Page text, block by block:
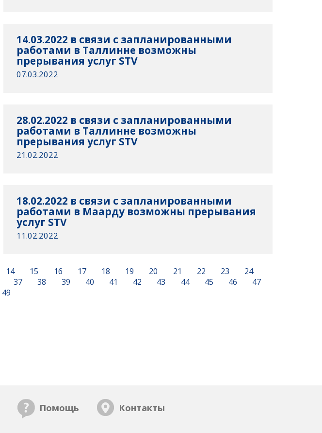
14.03.2022 в связи с запланированными
работами в Таллинне возможны
прерывания услуг STV
07.03.2022
28.02.2022 в связи с запланированными
работами в Таллинне возможны
прерывания услуг STV
21.02.2022
18.02.2022 в связи с запланированными
работами в Маарду возможны прерывания
услуг STV
11.02.2022
14 15 16 17 18 19 20 21 22 23
24
37 38 39 40 41 42 43 44 45 46
47
49
Помощь Контакты